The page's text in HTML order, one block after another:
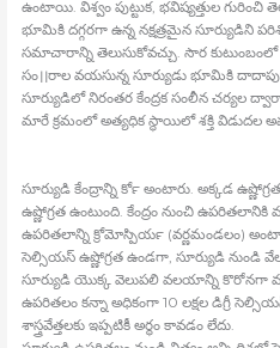
ఉంటాయి. విశ్వం పుట్టుక, భవిష్యత్తుల గురించి
భూమికి దగ్గరగా ఉన్న నక్షత్రమైన సూర్యుడిని
సమాచారాన్ని తెలుసుకోవచ్చు. సౌర కుటుంబంలో
సం।।రాల వయసున్న సూర్యుడు భూమికి
సూర్యుడిలో నిరంతర కేంద్రక సంలీన చర్యల
మారే క్రమంలో అత్యధిక స్థాయిలో శక్తి విడుదల
సూర్యుడి కేంద్రాన్ని కోర్‍ అంటారు. అక్కడ
ఉష్ణోగ్రత ఉంటుంది. కేంద్రం నుంచి ఉపరితలానికి
ఉపరితలాన్ని క్రోమోస్పియర్‍ (వర్ణమండలం)
సెల్సియస్‍ ఉష్ణోగ్రత ఉండగా, సూర్యుడి నుండి
సూర్యుడి యొక్క వెలుపలి వలయాన్ని కొరోనగా
ఉపరితలం కన్నా అధికంగా 10 లక్షల డిగ్రీ
శాస్త్రవేత్తలకు ఇప్పటికీ అర్థం కావడం లేదు.